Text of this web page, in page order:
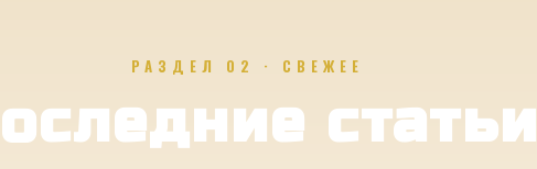
РАЗДЕЛ 02 · СВЕЖЕЕ
статьи